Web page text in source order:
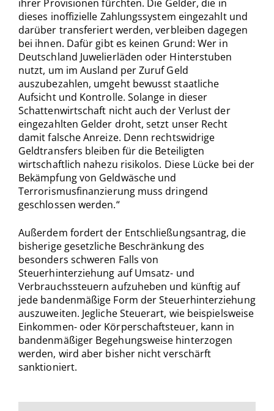
ihrer Provisionen fürchten. Die Gelder, die in
dieses inoffizielle Zahlungssystem eingezahlt und
darüber transferiert werden, verbleiben dagegen
bei ihnen. Dafür gibt es keinen Grund: Wer in
Deutschland Juwelierläden oder Hinterstuben
nutzt, um im Ausland per Zuruf Geld
auszubezahlen, umgeht bewusst staatliche
Aufsicht und Kontrolle. Solange in dieser
Schattenwirtschaft nicht auch der Verlust der
eingezahlten Gelder droht, setzt unser Recht
damit falsche Anreize. Denn rechtswidrige
Geldtransfers bleiben für die Beteiligten
wirtschaftlich nahezu risikolos. Diese Lücke bei der
Bekämpfung von Geldwäsche und
Terrorismusfinanzierung muss dringend
geschlossen werden.“
Außerdem fordert der Entschließungsantrag, die
bisherige gesetzliche Beschränkung des
besonders schweren Falls von
Steuerhinterziehung auf Umsatz- und
Verbrauchssteuern aufzuheben und künftig auf
jede bandenmäßige Form der Steuerhinterziehung
auszuweiten. Jegliche Steuerart, wie beispielsweise
Einkommen- oder Körperschaftsteuer, kann in
bandenmäßiger Begehungsweise hinterzogen
werden, wird aber bisher nicht verschärft
sanktioniert.